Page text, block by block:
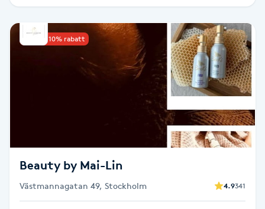
Color correction
Diamantslipning
Upp till 10% rabatt
Beauty by Mai-Lin
Västmannagatan 49, Stockholm 4.9341